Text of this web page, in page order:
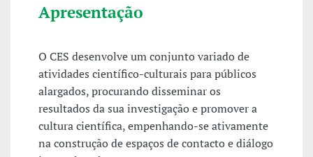
Apresentação
O CES desenvolve um conjunto variado de
atividades científico-culturais para públicos
alargados, procurando disseminar os
resultados da sua investigação e promover a
cultura científica, empenhando-se ativamente
na construção de espaços de contacto e diálogo